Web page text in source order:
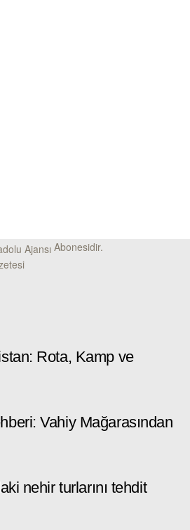
Abonesidir.
Rota, Kamp ve
Vahiy Mağarasından
nehir turlarını tehdit